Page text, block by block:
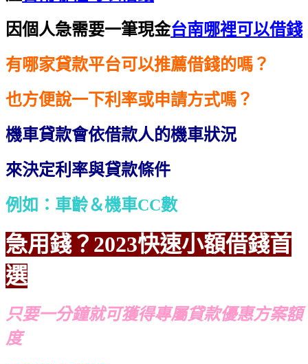
因個人急需要一筆現金台南哪裡可以借錢
有哪家貸款平台可以推薦借錢的嗎？
也方便說一下利率或申請方式嗎？
機車貸款會依借款人的機車狀況
來決定利率與貸款條件
例如：車齡＆機車CC數
急用錢？2023快速小額借錢首
選
只要一分鐘就可獲得專屬貸款優惠方案額
度